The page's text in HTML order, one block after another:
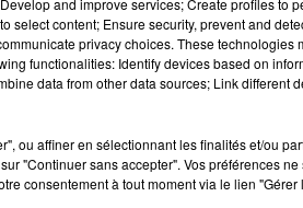
et Billnotamment.
.pdf ? Nous vous proposons de
journée entière !
select content; Ensure security, prevent and
privacy choices. These technologies
functionalities: Identify devices based on
data from other data sources; Link different
ou affiner en sélectionnant les finalités et/ou
"Continuer sans accepter". Vos préférences
consentement à tout moment via le lien